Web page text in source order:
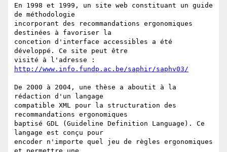
http://www.info.fundp.ac.be/saphir/saphv03/